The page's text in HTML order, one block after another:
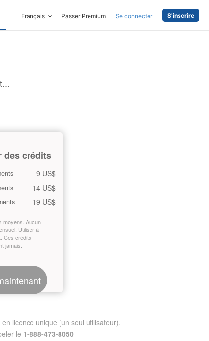
Français Passer Premium Se connecter S'inscrire
des crédits
9 US$
14 US$
19 US$
moyens. Aucun
Utiliser à
Ces crédits
jamais.
licence unique (un seul utilisateur).
le 1-888-473-8050